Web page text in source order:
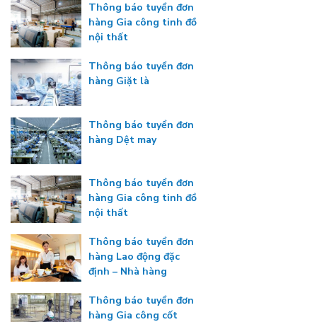
Thông báo tuyển đơn
hàng Gia công tinh đồ
nội thất
Thông báo tuyển đơn
hàng Giặt là
Thông báo tuyển đơn
hàng Dệt may
Thông báo tuyển đơn
hàng Gia công tinh đồ
nội thất
Thông báo tuyển đơn
hàng Lao động đặc
định – Nhà hàng
Thông báo tuyển đơn
hàng Gia công cốt